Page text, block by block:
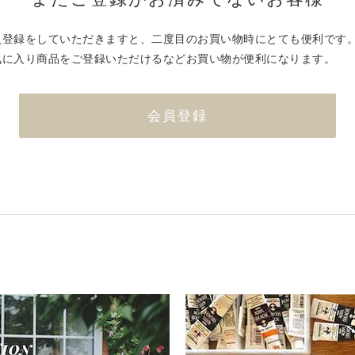
登録をしていただきますと、二度目のお買い物時にとても便利です
入り商品をご登録いただけるなどお買い物が便利になります。
会員登録